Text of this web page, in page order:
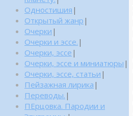
Одностишия |
Открытый жанр |
Очерки |
Очерки и эссе. |
Очерки, эссе |
Очерки, эссе и миниатюры |
Очерки, эссе, статьи |
Пейзажная лирика |
Переводы. |
ПЕрцовка. Пародии и